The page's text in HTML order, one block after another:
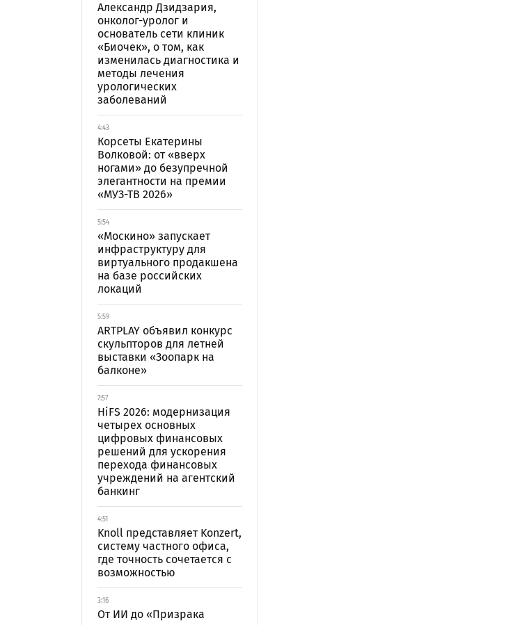
Александр Дзидзария,
онколог-уролог и
основатель сети клиник
«Биочек», о том, как
изменилась диагностика и
методы лечения
урологических
заболеваний
4:43
Корсеты Екатерины
Волковой: от «вверх
ногами» до безупречной
элегантности на премии
«МУЗ-ТВ 2026»
5:54
«Москино» запускает
инфраструктуру для
виртуального продакшена
на базе российских
локаций
5:59
ARTPLAY объявил конкурс
скульпторов для летней
выставки «Зоопарк на
балконе»
7:57
HiFS 2026: модернизация
четырех основных
цифровых финансовых
решений для ускорения
перехода финансовых
учреждений на агентский
банкинг
4:51
Knoll представляет Konzert,
систему частного офиса,
где точность сочетается с
возможностью
3:16
От ИИ до «Призрака